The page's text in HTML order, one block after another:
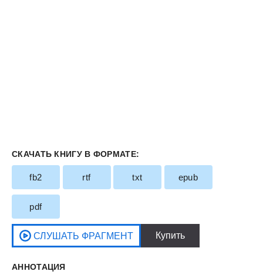
СКАЧАТЬ КНИГУ В ФОРМАТЕ:
fb2 rtf txt epub
pdf
АННОТАЦИЯ